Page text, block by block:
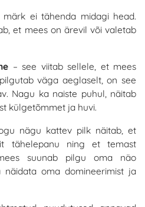
ei tähenda midagi head.
et mees on ärevil või valetab
– see viitab sellele, et mees
väga aeglaselt, on see
Nagu ka naiste puhul, näitab
külgetõmmet ja huvi.
nägu kattev pilk näitab, et
tähelepanu ning et temast
suunab pilgu oma näo
oma domineerimist ja